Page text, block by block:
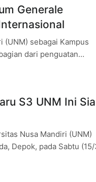
Generale
(UNM) sebagai Kampus
dari penguatan
S3 UNM Ini
Nusa Mandiri (UNM)
Depok, pada Sabtu